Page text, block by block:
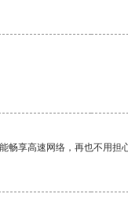
享高速网络，再也不用担